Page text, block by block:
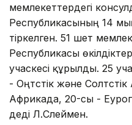
мемлекеттердегі
Республикасының 14
тіркелген. 51 шет
Республикасы
учаскесі құрылды. 25
- Оңтүстік және
Африкада, 20-сы -
деді Л.Сүлеймен.